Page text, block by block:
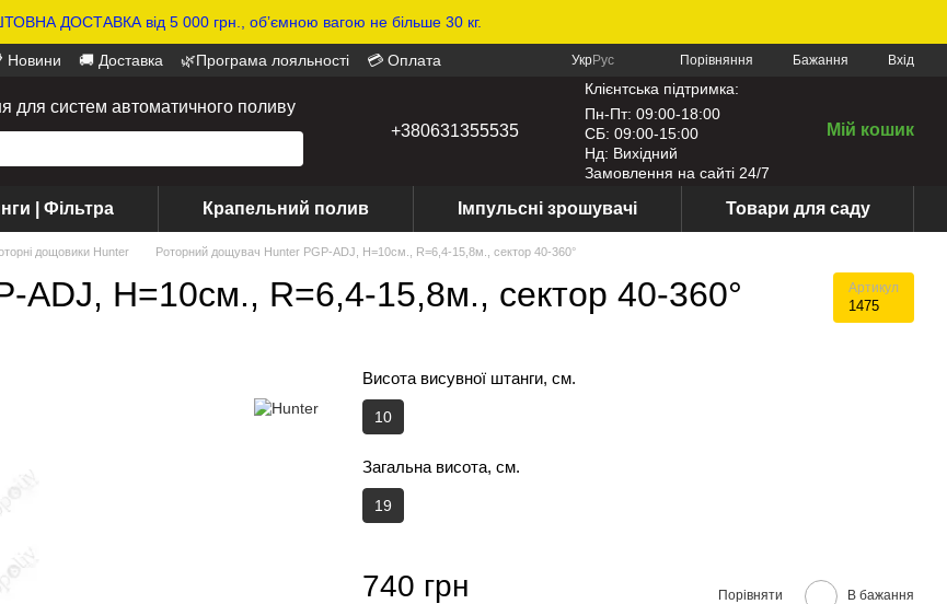
ДОСТАВКА від 5 000 грн., обʼємною вагою не більше 30 кг.
Новини 🚚 Доставка 🌿Програма лояльності
💳 Оплата
УкрРус Порівняння Бажання Вхід
для систем автоматичного поливу
+380631355535
Клієнтська підтримка:
Пн-Пт: 09:00-18:00
СБ: 09:00-15:00
Нд: Вихідний
Замовлення на сайті 24/7
Мій кошик
| Фільтра Крапельний полив Імпульсні зрошувачі Товари для саду
дощовики Hunter Роторний дощувач Hunter PGP-ADJ, H=10см., R=6,4-15,8м., сектор 40-360°
ADJ, H=10см., R=6,4-15,8м., сектор 40-360° Артикул
1475
Висота висувної штанги, см.
10
Загальна висота, см.
19
740 грн Порівняти В бажання